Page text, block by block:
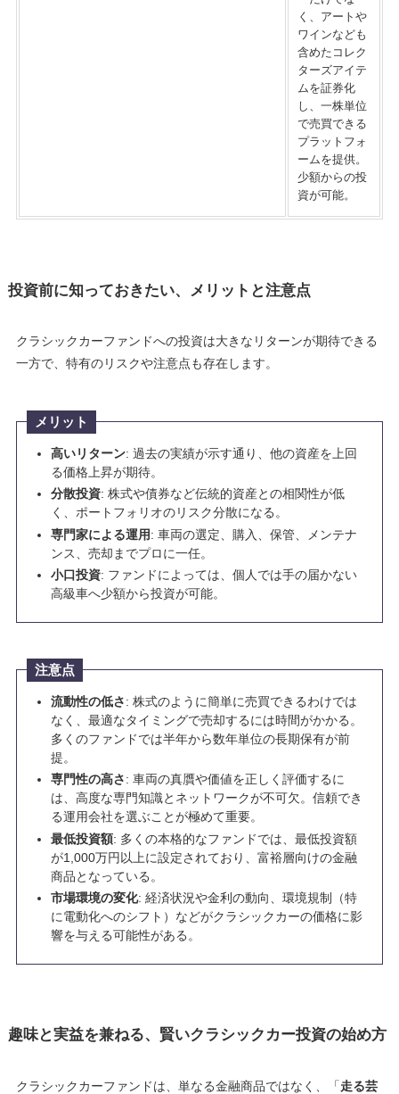
く、アートや
ワインなども
含めたコレク
ターズアイテ
ムを証券化
し、一株単位
で売買できる
プラットフォ
ームを提供。
少額からの投
資が可能。
投資前に知っておきたい、メリットと注意点
クラシックカーファンドへの投資は大きなリターンが期待できる
一方で、特有のリスクや注意点も存在します。
メリット
高いリターン: 過去の実績が示す通り、他の資産を上回
る価格上昇が期待。
分散投資: 株式や債券など伝統的資産との相関性が低
く、ポートフォリオのリスク分散になる。
専門家による運用: 車両の選定、購入、保管、メンテナ
ンス、売却までプロに一任。
小口投資: ファンドによっては、個人では手の届かない
高級車へ少額から投資が可能。
注意点
流動性の低さ: 株式のように簡単に売買できるわけでは
なく、最適なタイミングで売却するには時間がかかる。
多くのファンドでは半年から数年単位の長期保有が前
提。
専門性の高さ: 車両の真贋や価値を正しく評価するに
は、高度な専門知識とネットワークが不可欠。信頼でき
る運用会社を選ぶことが極めて重要。
最低投資額: 多くの本格的なファンドでは、最低投資額
が1,000万円以上に設定されており、富裕層向けの金融
商品となっている。
市場環境の変化: 経済状況や金利の動向、環境規制（特
に電動化へのシフト）などがクラシックカーの価格に影
響を与える可能性がある。
趣味と実益を兼ねる、賢いクラシックカー投資の始め方
クラシックカーファンドは、単なる金融商品ではなく、「走る芸